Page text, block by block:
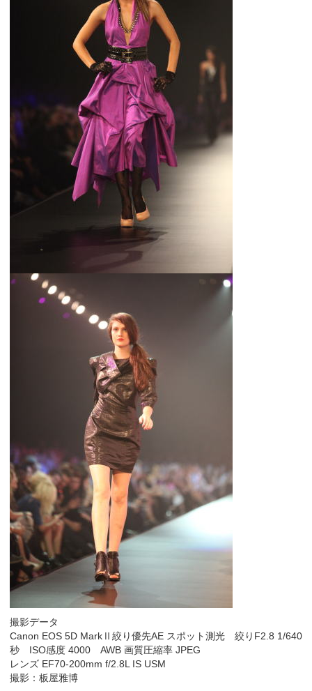
撮影データ
Canon EOS 5D MarkⅡ絞り優先AE スポット測光 絞りF2.8 1/640
秒 ISO感度 4000 AWB 画質圧縮率 JPEG
レンズ EF70-200mm f/2.8L IS USM
撮影：板屋雅博